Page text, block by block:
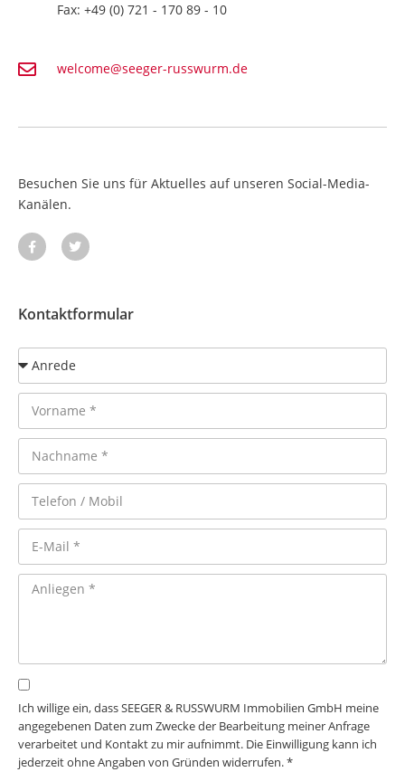
Fax: +49 (0) 721 - 170 89 - 10
welcome@seeger-russwurm.de
Besuchen Sie uns für Aktuelles auf unseren Social-Media-
Kanälen.
Kontaktformular
Ich willige ein, dass SEEGER & RUSSWURM Immobilien GmbH meine
angegebenen Daten zum Zwecke der Bearbeitung meiner Anfrage
verarbeitet und Kontakt zu mir aufnimmt. Die Einwilligung kann ich
jederzeit ohne Angaben von Gründen widerrufen. *